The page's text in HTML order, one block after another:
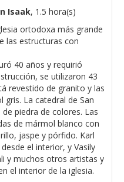
Isaak, 1.5 hora(s)
ortodoxa más grande
las estructuras con
40 años y requirió
se utilizaron 43
revestido de granito y las
La catedral de San
piedra de colores. Las
de mármol blanco con
jaspe y pórfido. Karl
el interior, y Vasily
y muchos otros artistas y
el interior de la iglesia.